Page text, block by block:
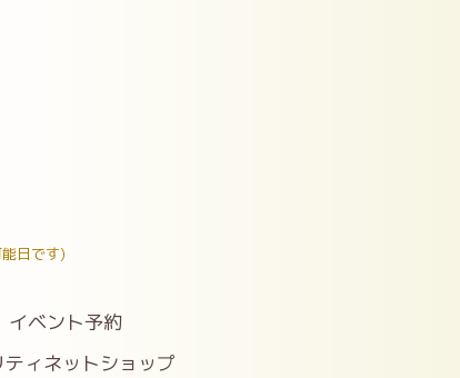
日です)
イベント予約
ィネットショップ